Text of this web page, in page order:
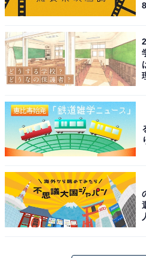
もう1つのスイーツ「ザ・ガ
コレート」（税込321円）は
徴。